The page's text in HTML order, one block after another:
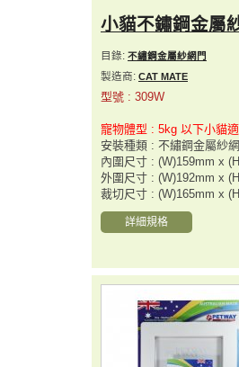
小貓不鏽鋼金屬
目錄: 不繡鋼金屬紗網門
製造商: CAT MATE
型號 : 309W
寵物體型 : 5kg 以下小貓
安裝種類 : 不繡鋼金屬紗
內圍尺寸 : (W)159mm x
外圍尺寸 : (W)192mm x
裁切尺寸 : (W)165mm x
詳細規格